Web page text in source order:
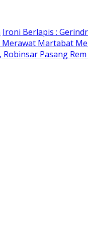
Ironi Berlapis :
Martabat
Pasang